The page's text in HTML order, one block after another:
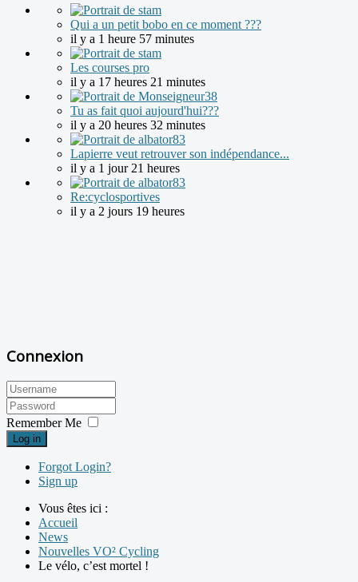
Qui a un petit bobo en ce moment ???
il y a 1 heure 57 minutes
Les courses pro
il y a 17 heures 21 minutes
Tu as fait quoi aujourd'hui???
il y a 20 heures 32 minutes
Lapierre veut retrouver son indépendance...
il y a 1 jour 21 heures
Re:cyclosportives
il y a 2 jours 19 heures
Connexion
Remember Me
Log in
Forgot Login?
Sign up
Vous êtes ici :
Accueil
News
Nouvelles VO² Cycling
Le vélo, c’est mortel !